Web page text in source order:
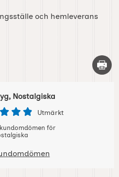
och hemleverans
Skriv
Nostalgiska
Utmärkt
för